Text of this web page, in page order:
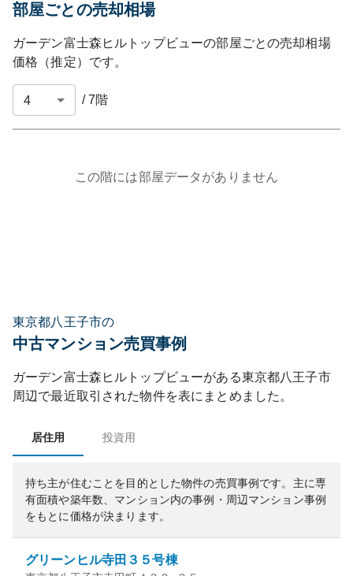
部屋ごとの売却相場
ガーデン富士森ヒルトップビューの部屋ごとの売却相場
価格（推定）です。
/7階
この階には部屋データがありません
東京都八王子市の
中古マンション売買事例
ガーデン富士森ヒルトップビューがある東京都八王子市
周辺で最近取引された物件を表にまとめました。
居住用 投資用
持ち主が住むことを目的とした物件の売買事例です。 主に専
有面積や築年数、マンション内の事例・周辺マンション事例
をもとに価格が決まります。
グリーンヒル寺田３５号棟